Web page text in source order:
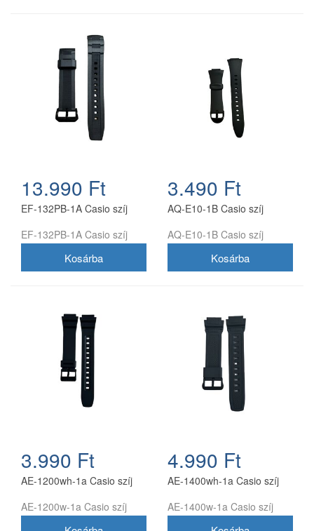
13.990 Ft
EF-132PB-1A Casio szíj
EF-132PB-1A Casio szíj
3.490 Ft
AQ-E10-1B Casio szíj
AQ-E10-1B Casio szíj
3.990 Ft
AE-1200wh-1a Casio szíj
AE-1200w-1a Casio szíj
4.990 Ft
AE-1400wh-1a Casio szíj
AE-1400w-1a Casio szíj